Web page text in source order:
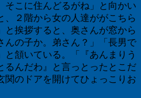
そこに住んどるがね」と向かい
、２階から女の人達ががこちら
と挨拶すると、奥さんが窓から
んの子か。弟さん？」「長男で
頷いている。「『あんまりう
るんだわ』と言っとったとこだ
関のドアを開けてひょっこりお